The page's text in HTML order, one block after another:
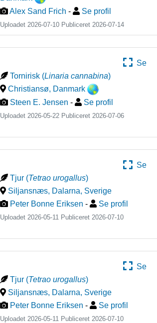
Alex Sand Frich - Se profil
Uploadet 2026-07-10 Publiceret 2026-07-14
Se
Tornirisk (Linaria cannabina)
Christiansø, Danmark
Steen E. Jensen - Se profil
Uploadet 2026-05-22 Publiceret2026-07-06
Se
Tjur (Tetrao urogallus)
Siljansnæs, Dalarna, Sverige
Peter Bonne Eriksen - Se profil
Uploadet 2026-05-11 Publiceret2026-07-10
Se
Tjur (Tetrao urogallus)
Siljansnæs, Dalarna, Sverige
Peter Bonne Eriksen - Se profil
Uploadet 2026-05-11 Publiceret 2026-07-10